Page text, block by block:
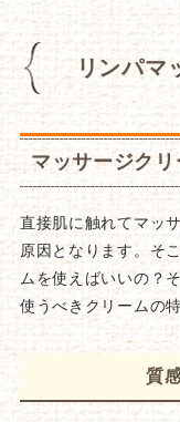
リンパマ
マッサージク
直接肌に触れてマッ
原因となります。そ
ムを使えばいいの？
使うべきクリームの
質